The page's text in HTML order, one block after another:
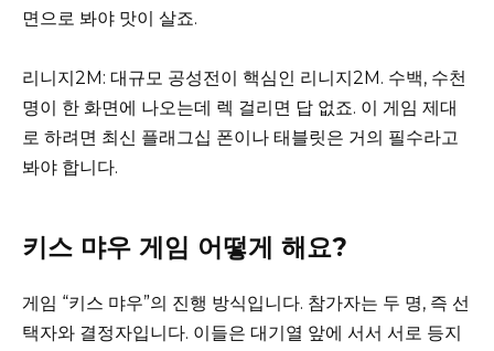
면으로 봐야 맛이 살죠.
리니지2M: 대규모 공성전이 핵심인 리니지2M. 수백, 수천
명이 한 화면에 나오는데 렉 걸리면 답 없죠. 이 게임 제대
로 하려면 최신 플래그십 폰이나 태블릿은 거의 필수라고
봐야 합니다.
키스 먀우 게임 어떻게 해요?
게임 “키스 먀우”의 진행 방식입니다. 참가자는 두 명, 즉 선
택자와 결정자입니다. 이들은 대기열 앞에 서서 서로 등지